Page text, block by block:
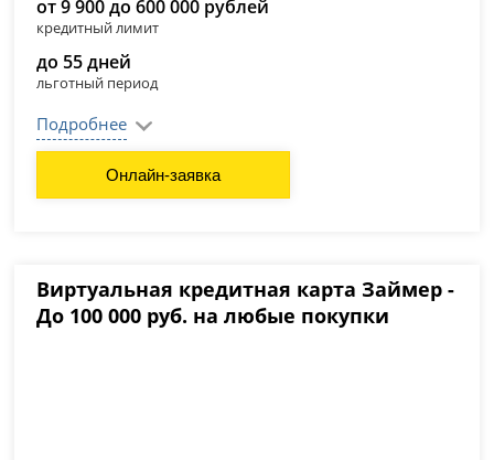
от 9 900 до 600 000 рублей
кредитный лимит
до 55 дней
льготный период
Подробнее
Онлайн-заявка
Виртуальная кредитная карта Займер -
До 100 000 руб. на любые покупки